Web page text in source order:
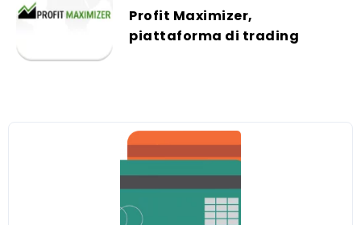
Profit Maximizer,
piattaforma di trading